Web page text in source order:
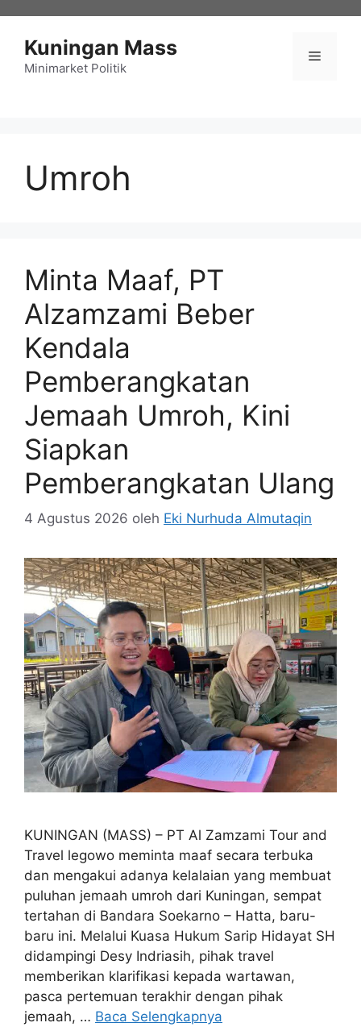
Kuningan Mass
Minimarket Politik
Menu
Umroh
Minta Maaf, PT
Alzamzami Beber
Kendala
Pemberangkatan
Jemaah Umroh, Kini
Siapkan
Pemberangkatan Ulang
4 Agustus 2026 oleh Eki Nurhuda Almutaqin
KUNINGAN (MASS) – PT Al Zamzami Tour and
Travel legowo meminta maaf secara terbuka
dan mengakui adanya kelalaian yang membuat
puluhan jemaah umroh dari Kuningan, sempat
tertahan di Bandara Soekarno – Hatta, baru-
baru ini. Melalui Kuasa Hukum Sarip Hidayat SH
didampingi Desy Indriasih, pihak travel
memberikan klarifikasi kepada wartawan,
pasca pertemuan terakhir dengan pihak
jemaah, … Baca Selengkapnya